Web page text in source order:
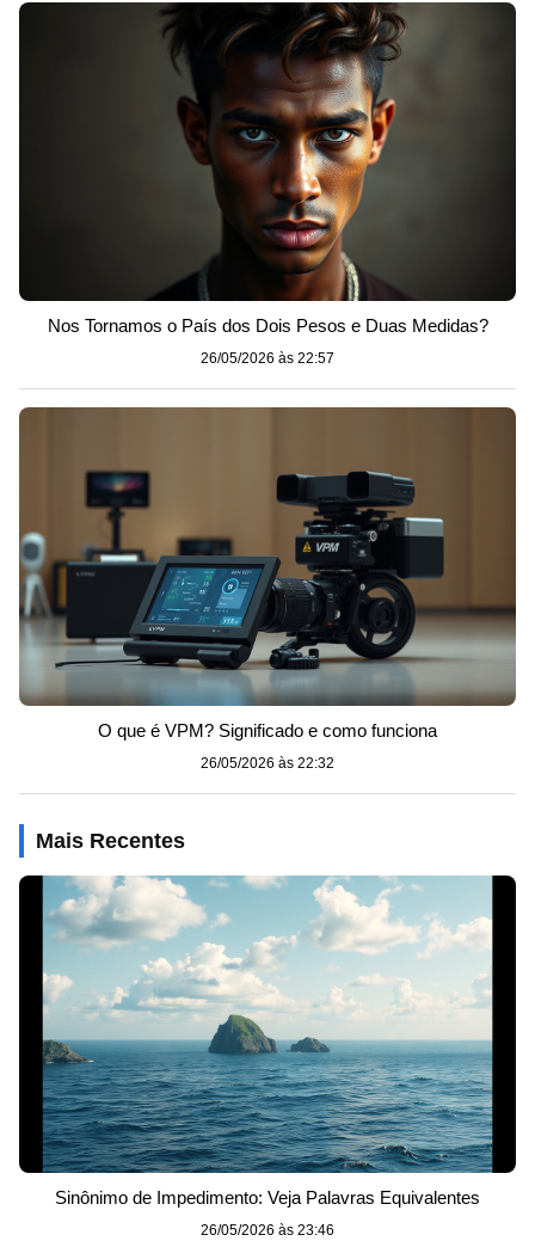
Nos Tornamos o País dos Dois Pesos e Duas Medidas?
26/05/2026 às 22:57
O que é VPM? Significado e como funciona
26/05/2026 às 22:32
Mais Recentes
Sinônimo de Impedimento: Veja Palavras Equivalentes
26/05/2026 às 23:46